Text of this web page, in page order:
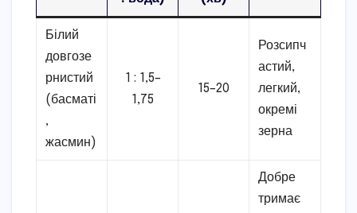
Білий
довгозе
рнистий
(басматі
,
жасмин)
1 : 1,5–
1,75
15–20
Розсипч
астий,
легкий,
окремі
зерна
Добре
тримає